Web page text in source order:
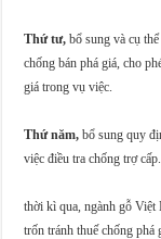
Thứ tư, bổ sung và cụ
chống bán phá giá, cho
giá trong vụ việc.
Thứ năm, bổ sung quy
việc điều tra chống trợ cấp.
thời kì qua, ngành gỗ Việt
trốn tránh thuế chống